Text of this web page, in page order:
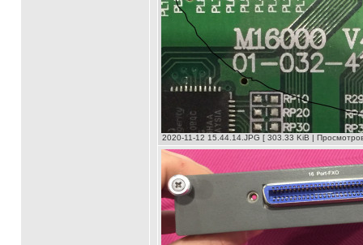
2020-11-12 15.44.14.JPG [ 303.33 KiB |